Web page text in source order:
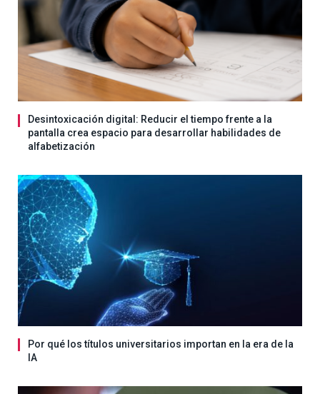
Desintoxicación digital: Reducir el tiempo frente a la
pantalla crea espacio para desarrollar habilidades de
alfabetización
Por qué los títulos universitarios importan en la era de la
IA